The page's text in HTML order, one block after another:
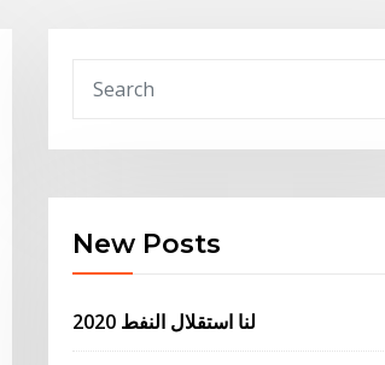
New Posts
لنا استقلال النفط 2020